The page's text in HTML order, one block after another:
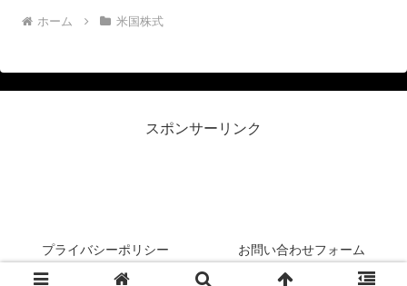
ホーム 米国株式
スポンサーリンク
プライバシーポリシー お問い合わせフォーム
© 2020 リーマン侍＠米国株投資.